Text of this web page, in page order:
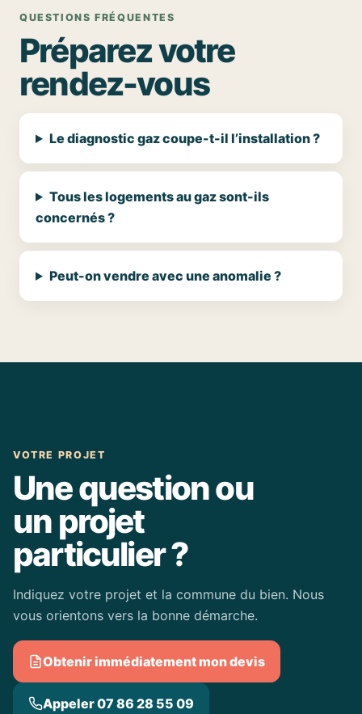
QUESTIONS FRÉQUENTES
Préparez votre
rendez-vous
Le diagnostic gaz coupe-t-il l’installation ?
Tous les logements au gaz sont-ils
concernés ?
Peut-on vendre avec une anomalie ?
VOTRE PROJET
Une question ou
un projet
particulier ?
Indiquez votre projet et la commune du bien. Nous
vous orientons vers la bonne démarche.
Obtenir immédiatement mon devis
Appeler 07 86 28 55 09